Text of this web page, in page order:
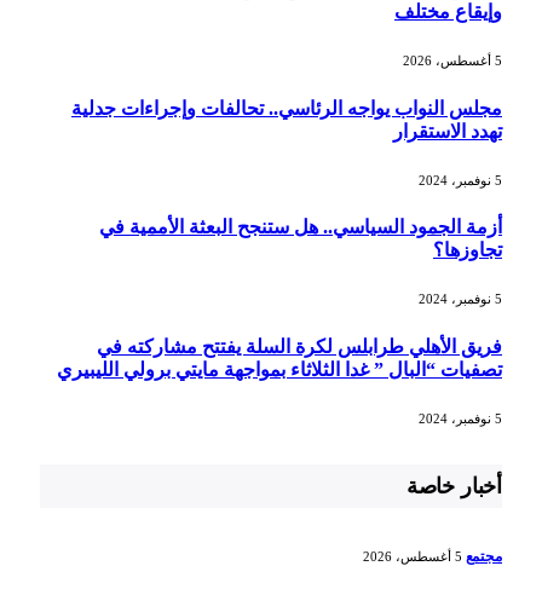
وإيقاع مختلف
مجلس النواب يواجه الرئاسي.. تحالفات وإجراءات جدلية
تهدد الاستقرار
أزمة الجمود السياسي.. هل ستنجح البعثة الأممية في
تجاوزها؟
فريق الأهلي طرابلس لكرة السلة يفتتح مشاركته في
تصفيات “البال ” غدا الثلاثاء بمواجهة مايتي برولي الليبيري
أخبار خاصة
مجتمع 5 أغسطس، 2026